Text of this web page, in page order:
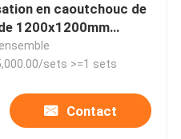
en caoutchouc de
1200x1200mm
machine
sets >=1 sets
Contact